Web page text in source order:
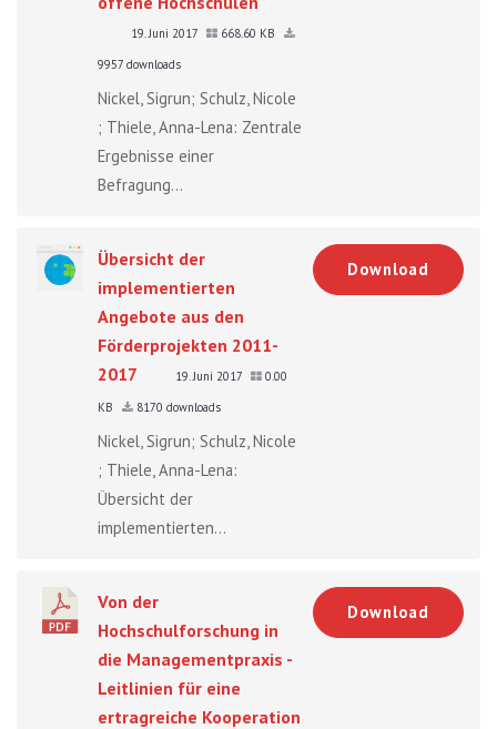
19. Juni 2017
668.60 KB
9957 downloads
Nickel, Sigrun; Schulz, Nicole
; Thiele, Anna-Lena: Zentrale
Ergebnisse einer
Befragung...
Übersicht der
implementierten
Angebote aus den
Förderprojekten 2011-
2017
19. Juni 2017
0.00
KB
8170 downloads
Nickel, Sigrun; Schulz, Nicole
; Thiele, Anna-Lena:
Übersicht der
implementierten...
Download
Von der
Hochschulforschung in
die Managementpraxis -
Leitlinien für eine
ertragreiche Kooperation
Download